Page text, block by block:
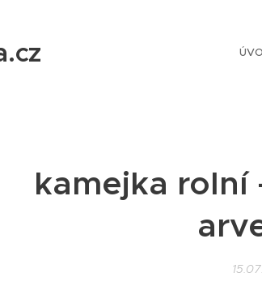
kamejka rolní